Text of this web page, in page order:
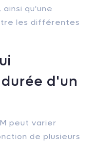
qu'une
les différentes
d'un
peut varier
de plusieurs